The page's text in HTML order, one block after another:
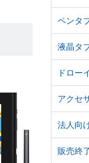
ペンタ
液晶タ
ドロー
アクセ
法人向
販売終